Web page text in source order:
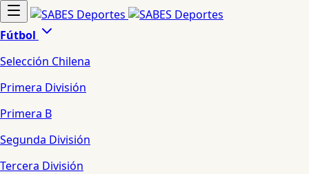
Fútbol
Selección Chilena
Primera División
Primera B
Segunda División
Tercera División